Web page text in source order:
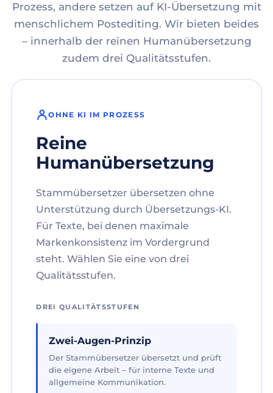
Prozess, andere setzen auf KI-Übersetzung mit
menschlichem Postediting. Wir bieten beides
– innerhalb der reinen Humanübersetzung
zudem drei Qualitätsstufen.
OHNE KI IM PROZESS
Reine
Humanübersetzung
Stammübersetzer übersetzen ohne
Unterstützung durch Übersetzungs-KI.
Für Texte, bei denen maximale
Markenkonsistenz im Vordergrund
steht. Wählen Sie eine von drei
Qualitätsstufen.
DREI QUALITÄTSSTUFEN
Zwei-Augen-Prinzip
Der Stammübersetzer übersetzt und prüft
die eigene Arbeit – für interne Texte und
allgemeine Kommunikation.